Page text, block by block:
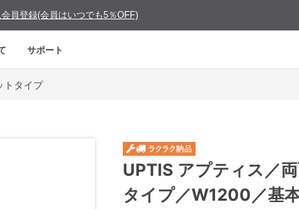
会員登録(会員はいつでも5％OFF)
サポート
トタイプ
UPTIS アプティス／
タイプ／W1200／基